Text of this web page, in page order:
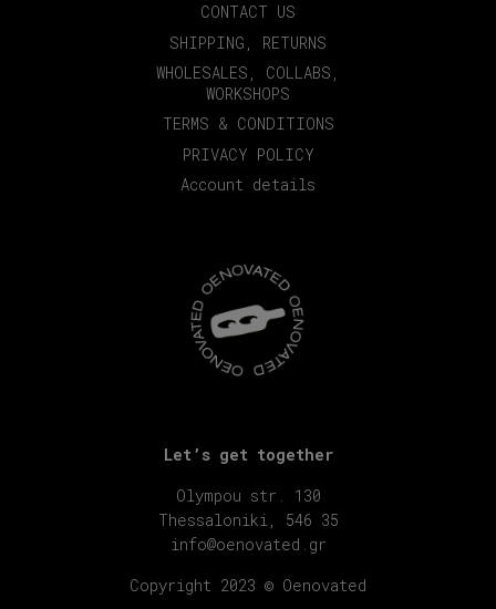
CONTACT US
SHIPPING, RETURNS
WHOLESALES, COLLABS,
WORKSHOPS
TERMS & CONDITIONS
PRIVACY POLICY
Account details
Let’s get together
Olympou str. 130
Thessaloniki, 546 35
info@oenovated.gr
Copyright 2023 © Oenovated